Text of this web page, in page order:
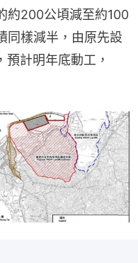
約200公頃減至約100
同樣減半，由原先設
計明年底動工，